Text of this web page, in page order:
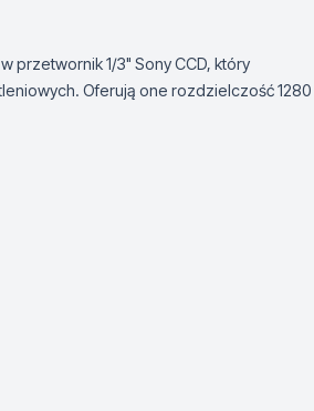
przetwornik 1/3" Sony CCD, który
Oferują one rozdzielczość 1280